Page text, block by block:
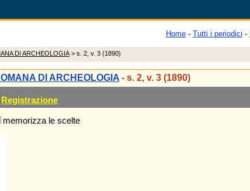
Home - Tutti i periodici -
DI ARCHEOLOGIA > s. 2, v. 3 (1890)
DI ARCHEOLOGIA - s. 2, v. 3 (1890)
Registrazione
memorizza le scelte